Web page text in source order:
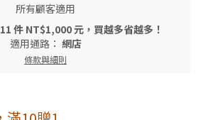
所有顧客適用
件 NT$1,000 元，買越多省越多！
適用通路： 網店
條款與細則